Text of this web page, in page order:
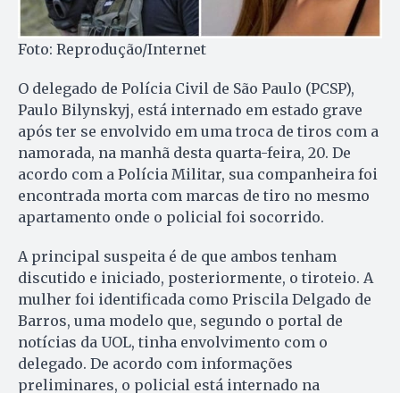
Foto: Reprodução/Internet
O delegado de Polícia Civil de São Paulo (PCSP),
Paulo Bilynskyj, está internado em estado grave
após ter se envolvido em uma troca de tiros com a
namorada, na manhã desta quarta-feira, 20. De
acordo com a Polícia Militar, sua companheira foi
encontrada morta com marcas de tiro no mesmo
apartamento onde o policial foi socorrido.
A principal suspeita é de que ambos tenham
discutido e iniciado, posteriormente, o tiroteio. A
mulher foi identificada como Priscila Delgado de
Barros, uma modelo que, segundo o portal de
notícias da UOL, tinha envolvimento com o
delegado. De acordo com informações
preliminares, o policial está internado na